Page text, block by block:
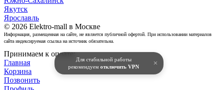
Для стабильной работы
рекомендуем отключить VPN ×
Якутск
Ярославль
© 2026 Elektro-mall в Москве
Информация, размещенная на сайте, не является публичной офертой. При использовании материалов
сайта индексируемая ссылка на источник обязательна.
Принимаем к оплате:
Главная
Корзина
Позвонить